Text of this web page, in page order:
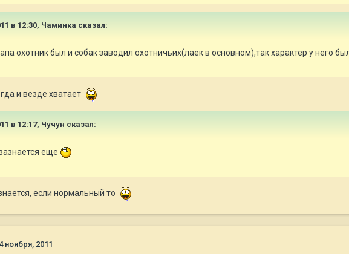
в 12:30, Чаминка сказал:
охотник был и собак заводил охотничьих(лаек в основном),так характер у него
и везде хватает
в 12:17, Чучун сказал:
еще
если нормальный то
ноября, 2011